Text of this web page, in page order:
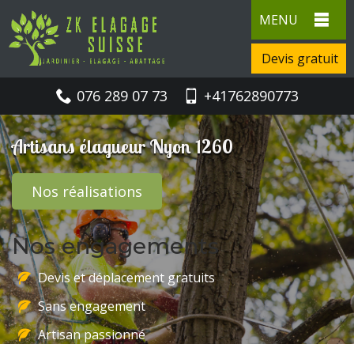
MENU
Devis gratuit
076 289 07 73 +41762890773
Artisans élagueur Nyon 1260
Nos réalisations
Nos engagements
Devis et déplacement gratuits
Sans engagement
Artisan passionné